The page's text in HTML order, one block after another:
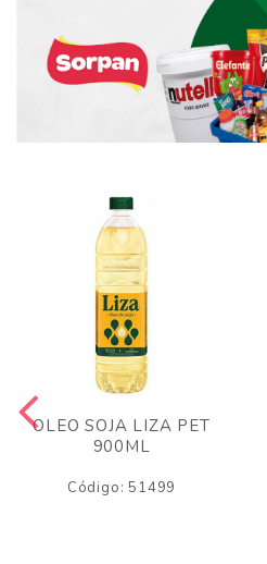
OLEO SOJA LIZA PET
900ML
Código: 51499